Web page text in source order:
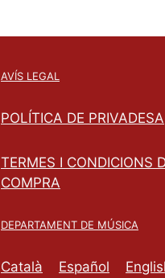
AVÍS LEGAL
POLÍTICA DE PRIVADESA
TERMES I CONDICIONS
COMPRA
DEPARTAMENT DE MÚSICA
Català Español